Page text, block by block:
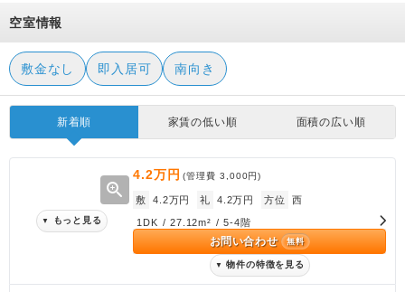
空室情報
敷金なし 即入居可 南向き
新着順 家賃の低い順 面積の広い順
zoom_in
▼ もっと見る
4.2万円 (管理費3,000円)
敷 4.2万円 礼 4.2万円 方位 西
1DK / 27.12m² / 5-4階
お問い合わせ 無料
▼ 物件の特徴を見る